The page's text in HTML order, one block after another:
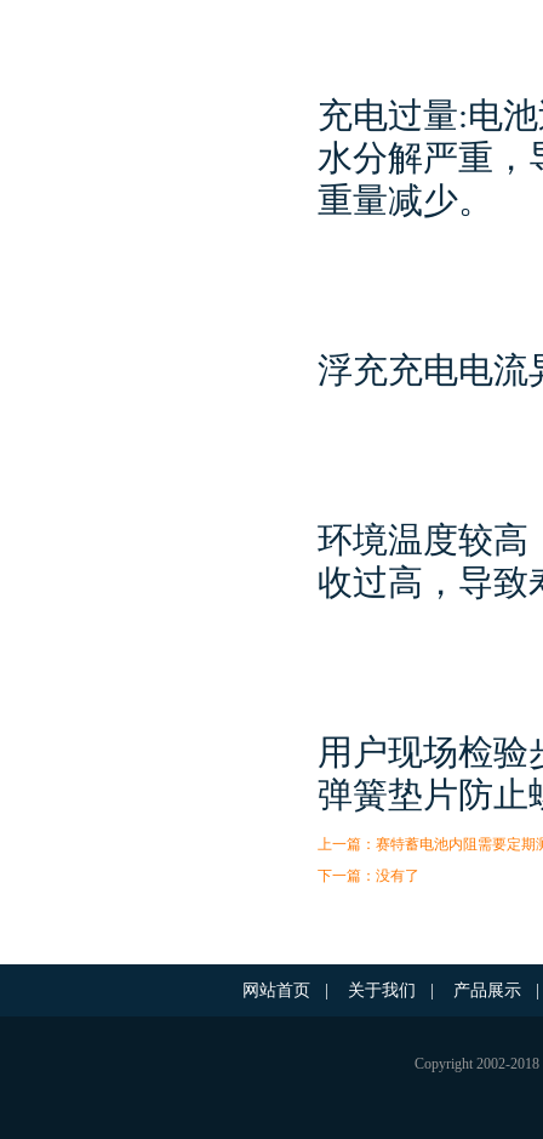
充电过量:电
水分解严重，
重量减少。
浮充充电电流
环境温度较高
收过高，导致
用户现场检
弹簧垫片防
上一篇： 赛特蓄电池内阻需要定期
下一篇：没有了
网站首页 关于我们 产品展示
Copyright 2002-